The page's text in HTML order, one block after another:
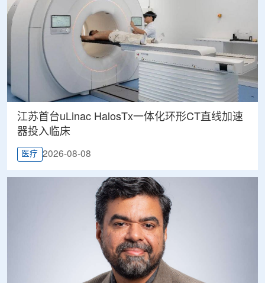
江苏首台uLinac HalosTx一体化环形CT直线加速
器投入临床
医疗 2026-08-08